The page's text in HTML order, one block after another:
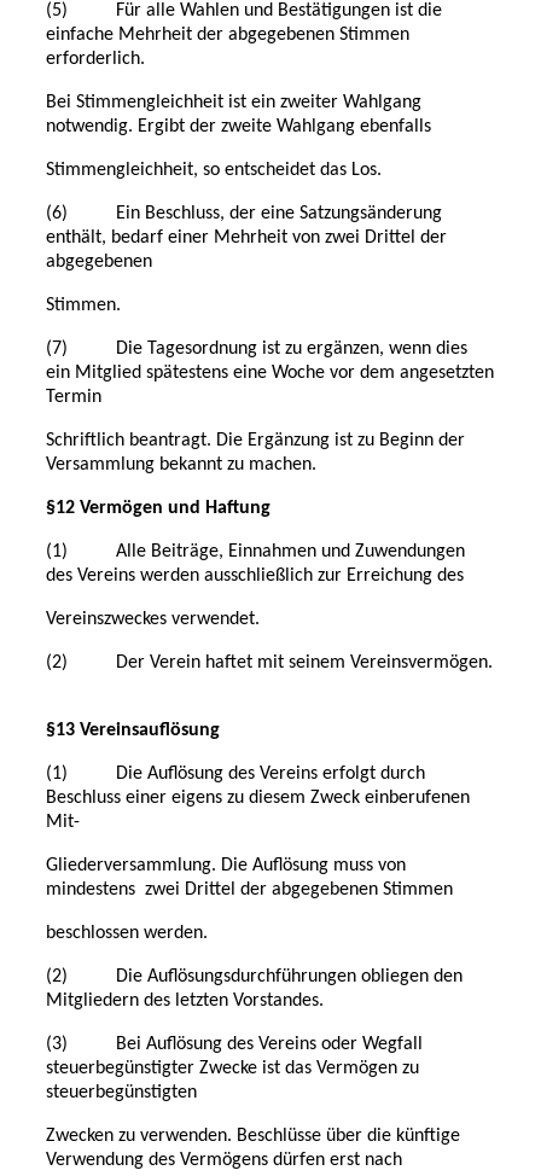
(5) Für alle Wahlen und Bestätigungen ist die
einfache Mehrheit der abgegebenen Stimmen
erforderlich.
Bei Stimmengleichheit ist ein zweiter Wahlgang
notwendig. Ergibt der zweite Wahlgang ebenfalls
Stimmengleichheit, so entscheidet das Los.
(6) Ein Beschluss, der eine Satzungsänderung
enthält, bedarf einer Mehrheit von zwei Drittel der
abgegebenen
Stimmen.
(7) Die Tagesordnung ist zu ergänzen, wenn dies
ein Mitglied spätestens eine Woche vor dem angesetzten
Termin
Schriftlich beantragt. Die Ergänzung ist zu Beginn der
Versammlung bekannt zu machen.
§12 Vermögen und Haftung
(1) Alle Beiträge, Einnahmen und Zuwendungen
des Vereins werden ausschließlich zur Erreichung des
Vereinszweckes verwendet.
(2) Der Verein haftet mit seinem Vereinsvermögen.
§13 Vereinsauflösung
(1) Die Auflösung des Vereins erfolgt durch
Beschluss einer eigens zu diesem Zweck einberufenen
Mit-
Gliederversammlung. Die Auflösung muss von
mindestens zwei Drittel der abgegebenen Stimmen
beschlossen werden.
(2) Die Auflösungsdurchführungen obliegen den
Mitgliedern des letzten Vorstandes.
(3) Bei Auflösung des Vereins oder Wegfall
steuerbegünstigter Zwecke ist das Vermögen zu
steuerbegünstigten
Zwecken zu verwenden. Beschlüsse über die künftige
Verwendung des Vermögens dürfen erst nach